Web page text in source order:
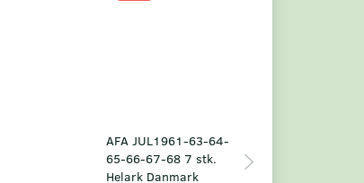
AFA JUL1961-63-64-
65-66-67-68 7 stk.
Helark Danmark